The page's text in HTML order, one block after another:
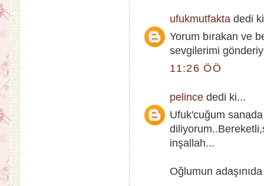
ufukmutfakta dedi
Yorum bırakan ve
sevgilerimi
11:26 ÖÖ
pelince dedi ki...
Ufuk'cuğum
inşallah...
Oğlumun